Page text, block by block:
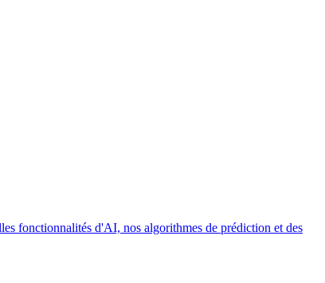
fonctionnalités d'AI, nos algorithmes de prédiction et des